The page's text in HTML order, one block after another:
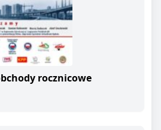
rocznicowe